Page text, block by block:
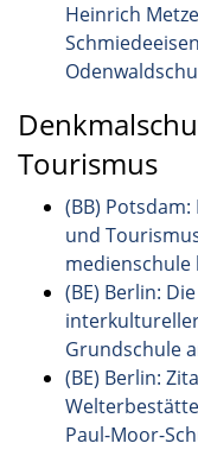
Heinrich
Schmiedeeisen
Tourismus
(BB)
und
(BE) Berlin:
Grundschule
(BE) Berlin:
Welterbestätte
Paul-Moor-